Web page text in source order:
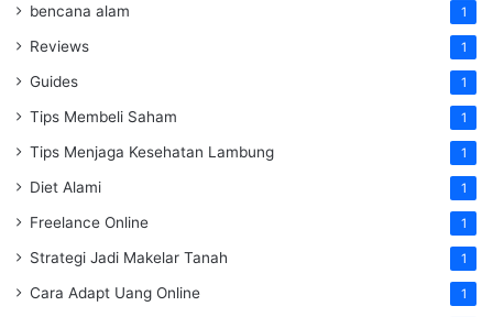
bencana alam 1
Reviews 1
Guides 1
Tips Membeli Saham 1
Tips Menjaga Kesehatan Lambung 1
Diet Alami 1
Freelance Online 1
Strategi Jadi Makelar Tanah 1
Cara Adapt Uang Online 1